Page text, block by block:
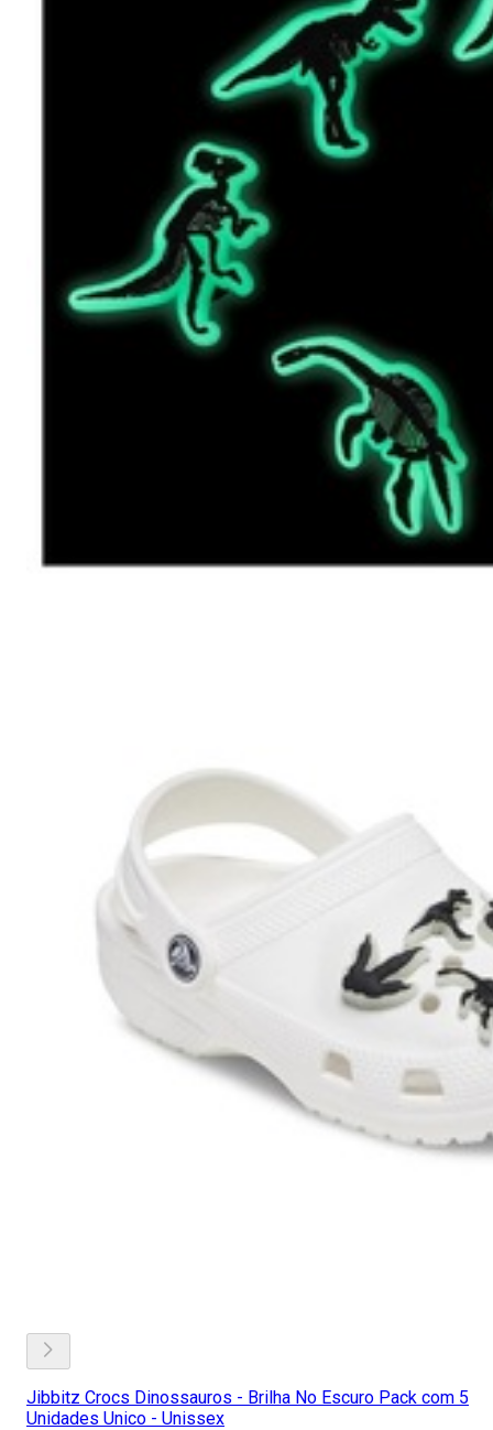
Jibbitz Crocs Dinossauros - Brilha No Escuro Pack com 5
Unidades Unico - Unissex